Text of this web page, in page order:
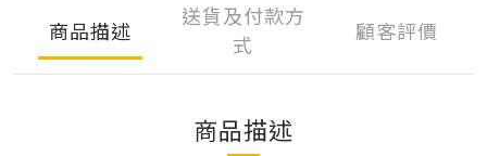
商品描述
送貨及付款方
式
顧客評價
商品描述